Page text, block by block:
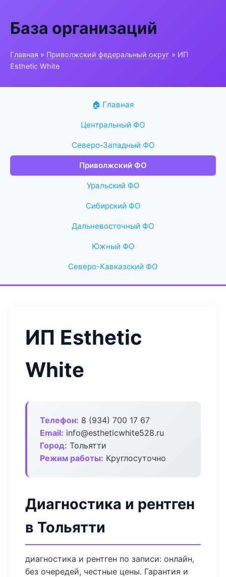
База организаций
Главная » Приволжский федеральный округ » ИП
Esthetic White
🏠 Главная
Центральный ФО
Северо-Западный ФО
Приволжский ФО
Уральский ФО
Сибирский ФО
Дальневосточный ФО
Южный ФО
Северо-Кавказский ФО
ИП Esthetic
White
Телефон: 8 (934) 700 17 67
Email: info@estheticwhite528.ru
Город: Тольятти
Режим работы: Круглосуточно
Диагностика и рентген
в Тольятти
диагностика и рентген по записи: онлайн,
без очередей, честные цены. Гарантия и